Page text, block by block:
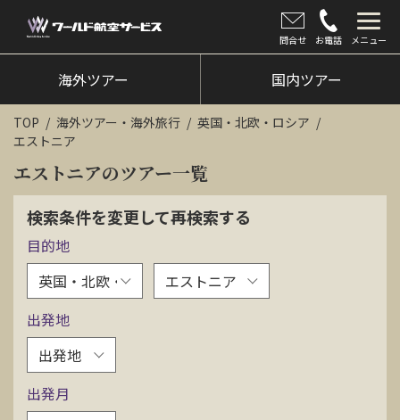
問合せ お電話 メニュー
海外ツアー
国内ツアー
クルーズツアー
ツアー催行状況
旅のひろば
イベント
新着情報
会社情報
海外ツアー 国内ツアー
TOP 海外ツアー・海外旅行
英国・北欧・ロシア
エストニア
エストニアのツアー一覧
検索条件を変更して再検索する
目的地
出発地
出発月